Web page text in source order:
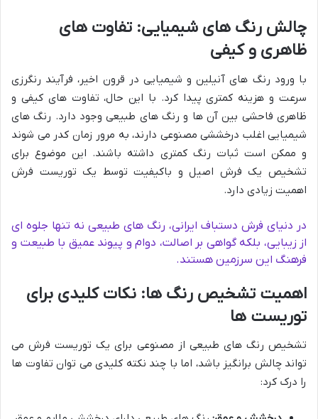
چالش رنگ های شیمیایی: تفاوت های
ظاهری و کیفی
با ورود رنگ های آنیلین و شیمیایی در قرون اخیر، فرآیند رنگرزی
سرعت و هزینه کمتری پیدا کرد. با این حال، تفاوت های کیفی و
ظاهری فاحشی بین آن ها و رنگ های طبیعی وجود دارد. رنگ های
شیمیایی اغلب درخششی مصنوعی دارند، به مرور زمان کدر می شوند
و ممکن است ثبات رنگ کمتری داشته باشند. این موضوع برای
تشخیص یک فرش اصیل و باکیفیت توسط یک توریست فرش
اهمیت زیادی دارد.
در دنیای فرش دستباف ایرانی، رنگ های طبیعی نه تنها جلوه ای
از زیبایی، بلکه گواهی بر اصالت، دوام و پیوند عمیق با طبیعت و
فرهنگ این سرزمین هستند.
اهمیت تشخیص رنگ ها: نکات کلیدی برای
توریست ها
تشخیص رنگ های طبیعی از مصنوعی برای یک توریست فرش می
تواند چالش برانگیز باشد، اما با چند نکته کلیدی می توان تفاوت ها
را درک کرد: